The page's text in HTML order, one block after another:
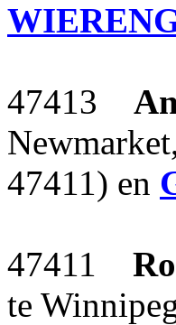
47413
47411) en
47411
te